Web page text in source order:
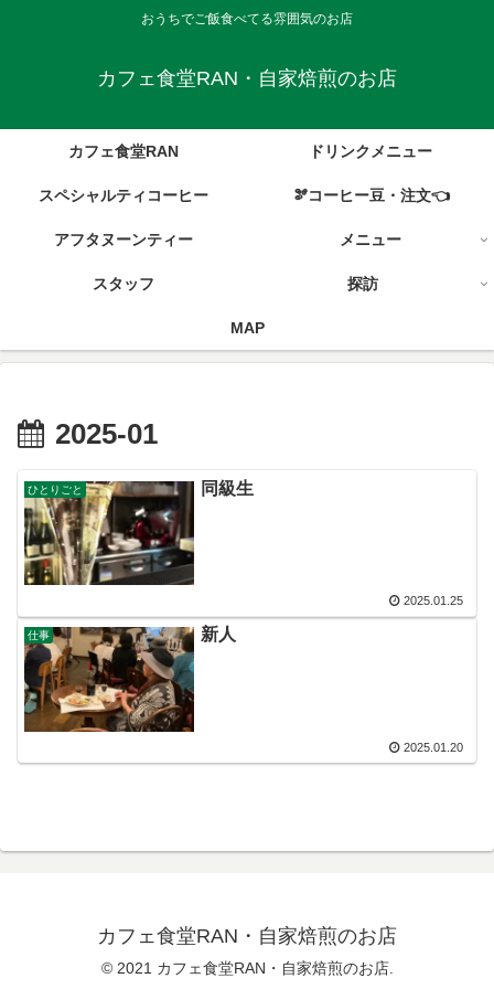
おうちでご飯食べてる雰囲気のお店
カフェ食堂RAN・自家焙煎のお店
カフェ食堂RAN ドリンクメニュー
スペシャルティコーヒー 🫘コーヒー豆・注文👈
アフタヌーンティー メニュー
スタッフ 探訪
MAP
2025-01
ひとりごと 同級生
2025.01.25
仕事 新人
2025.01.20
カフェ食堂RAN・自家焙煎のお店
© 2021 カフェ食堂RAN・自家焙煎のお店.